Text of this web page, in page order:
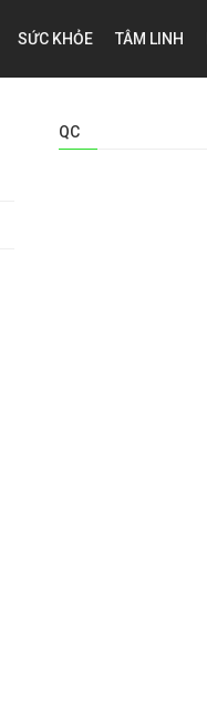
SỨC KHỎE TÂM LINH
QC